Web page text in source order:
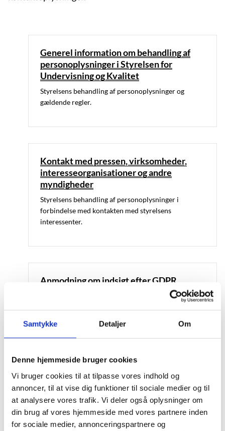
Samtykke Detaljer Om
Denne hjemmeside bruger cookies
Vi bruger cookies til at tilpasse vores indhold og
annoncer, til at vise dig funktioner til sociale medier og til
at analysere vores trafik. Vi deler også oplysninger om
din brug af vores hjemmeside med vores partnere inden
for sociale medier, annonceringspartnere og
Generel information om behandling af
personoplysninger i Styrelsen for
Undervisning og Kvalitet
Styrelsens behandling af personoplysninger og
gældende regler.
Kontakt med pressen, virksomheder,
interesseorganisationer og andre
myndigheder
Styrelsens behandling af personoplysninger i
forbindelse med kontakten med styrelsens
interessenter.
Anmodning om indsigt efter GDPR
Styrelsen modtager anmodninger om indsigt efter
Henvendelser fra borgere
Find information om styrelsens håndtering af
personoplysninger i relation til borgerhenvender.